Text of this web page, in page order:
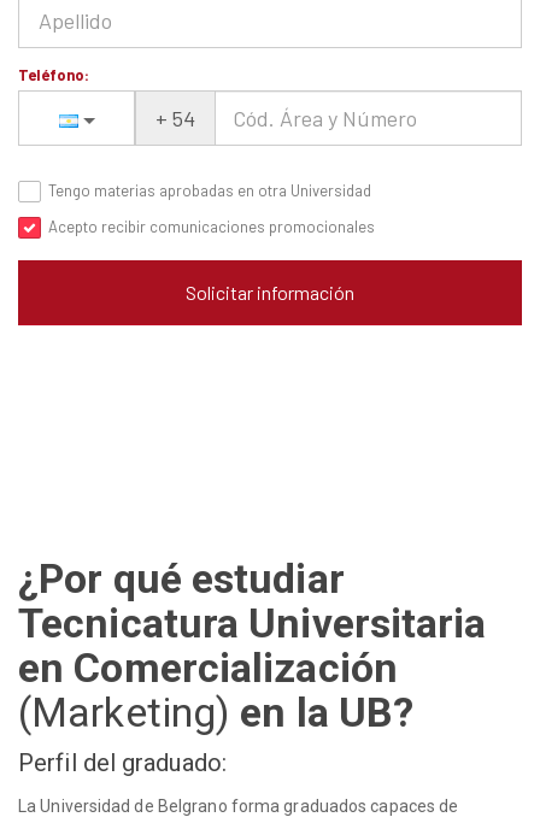
¿Por qué estudiar
Tecnicatura Universitaria
en Comercialización
(Marketing) en la UB?
Perfil del graduado:
La Universidad de Belgrano forma graduados capaces de